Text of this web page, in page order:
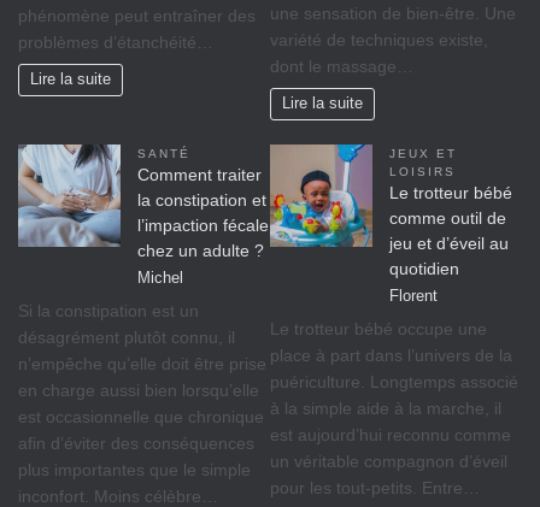
phénomène peut entraîner des
problèmes d’étanchéité…
Lire la suite
une sensation de bien-être. Une
variété de techniques existe,
dont le massage…
Lire la suite
SANTÉ
Comment traiter
la constipation et
l’impaction fécale
chez un adulte ?
Michel
Si la constipation est un
désagrément plutôt connu, il
n’empêche qu’elle doit être prise
en charge aussi bien lorsqu’elle
est occasionnelle que chronique
afin d’éviter des conséquences
plus importantes que le simple
inconfort. Moins célèbre…
JEUX ET
LOISIRS
Le trotteur bébé
comme outil de
jeu et d’éveil au
quotidien
Florent
Le trotteur bébé occupe une
place à part dans l’univers de la
puériculture. Longtemps associé
à la simple aide à la marche, il
est aujourd’hui reconnu comme
un véritable compagnon d’éveil
pour les tout-petits. Entre…